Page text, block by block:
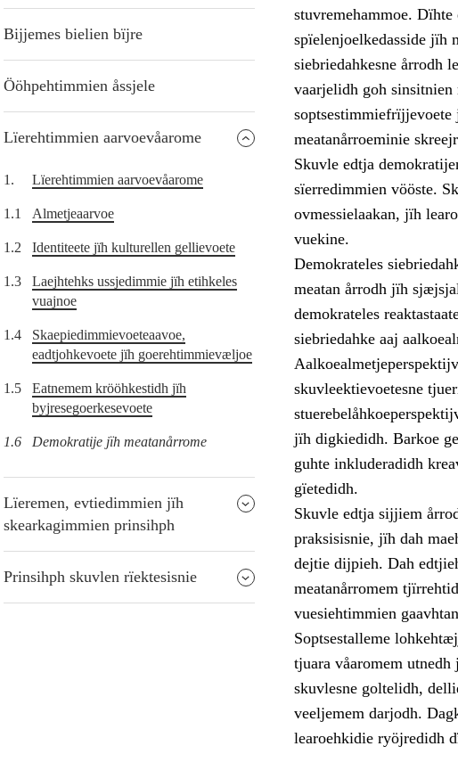
Bijjemes bielien bïjre
Ööhpehtimmien åssjele
Lïerehtimmien aarvoevåarome
1. Lïerehtimmien aarvoevåarome
1.1 Almetjeaarvoe
1.2 Identiteete jïh kulturellen gellievoete
1.3
Laejhtehks ussjedimmie jïh etihkeles
vuajnoe
1.4
Skaepiedimmievoeteaavoe,
eadtjohkevoete jïh goerehtimmievæljoe
1.5
Eatnemem krööhkestidh jïh
byjresegoerkesevoete
1.6 Demokratije jïh meatanårrome
Lïeremen, evtiedimmien jïh
skearkagimmien prinsihph
Prinsihph skuvlen rïektesisnie
stuvremehammoe.
spïelenjoelkedasside jïh
siebriedahkesne årrodh
vaarjelidh goh sinsitnien
meatanårroeminie
Skuvle edtja
sïerredimmien vööste.
ovmessielaakan, jïh
vuekine.
Demokrateles
meatan årrodh jïh
demokrateles
siebriedahke aaj
skuvleektievoetesne
jïh digkiedidh. Barkoe
guhte inkluderadidh
gïetedidh.
Skuvle edtja sijjiem
praksisisnie, jïh dah
dejtie dijpieh. Dah
meatanårromem
vuesiehtimmien
Soptsestalleme
tjuara våaromem
skuvlesne goltelidh,
veeljemem darjodh.
learoehkidie ryöjredidh